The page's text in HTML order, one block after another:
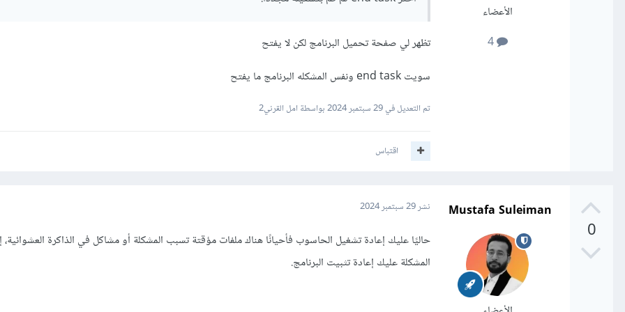
الأعضاء
4
تظهر لي صفحة تحميل البرنامج لكن لا يفتح
سويت end task ونفس المشكله البرنامج ما يفتح
تم التعديل في29 سبتمبر 2024 بواسطة امل القرني2
اقتباس
0
Mustafa Suleiman نشر29 سبتمبر 2024
حاليًا عليك إعادة تشغيل الحاسوب فأحيانًا هناك ملفات مؤقتة تسبب المشكلة أو مشاكل في الذاكرة
المشكلة عليك إعادة تثبيت البرنامج.